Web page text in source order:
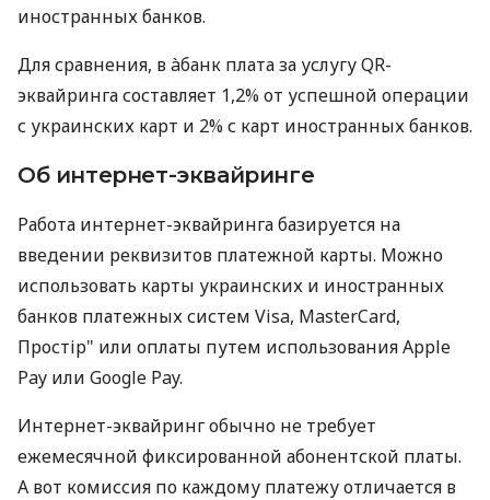
иностранных банков.
Для сравнения, в àбанк плата за услугу QR-
эквайринга составляет 1,2% от успешной операции
с украинских карт и 2% с карт иностранных банков.
Об интернет-эквайринге
Работа интернет-эквайринга базируется на
введении реквизитов платежной карты. Можно
использовать карты украинских и иностранных
банков платежных систем Visa, MasterCard,
Простір" или оплаты путем использования Apple
Pay или Google Pay.
Интернет-эквайринг обычно не требует
ежемесячной фиксированной абонентской платы.
А вот комиссия по каждому платежу отличается в